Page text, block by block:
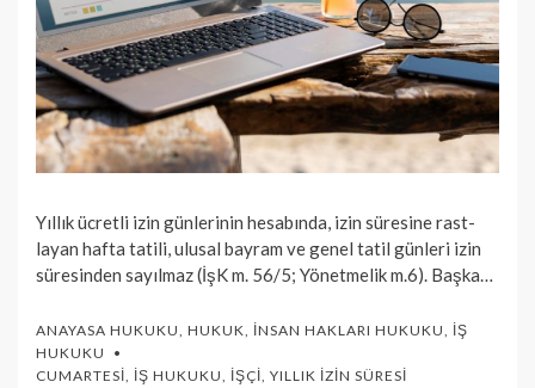
Yıllık ücretli izin günlerinin hesabında, izin süresine rast­
layan hafta tatili, ulusal bayram ve genel tatil günleri izin
süresinden sayıl­maz (İşK m. 56/5; Yönetmelik m.6). Başka…
ANAYASA HUKUKU, HUKUK, İNSAN HAKLARI HUKUKU, İŞ
HUKUKU
CUMARTESI, İŞ HUKUKU, İŞÇI, YILLIK İZIN SÜRESI